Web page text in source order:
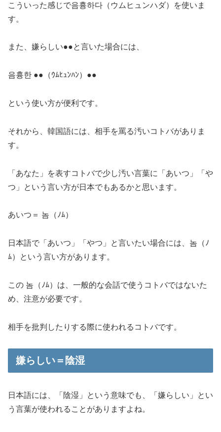
こういった感じで음흉하다（ウムヒュンハダ）を使いま
す。
また、嫌らしい●●と言いた場合には、
음흉한 ●●（ｳﾑﾋｭﾝﾊﾝ）●●
という使い方が便利です。
それから、韓国語には、相手を罵る汚いコトバがありま
す。
「あなた」を表すコトバで少し汚い言葉に
「あいつ」「や
つ」
という言い方が日本でもあるかと思います。
あいつ＝ 놈（ﾉﾑ）
日本語で「あいつ」「やつ」と言いたい場合には、 놈（ﾉ
ﾑ）
という言い方があります。
この 놈（ﾉﾑ）は、一般的な会話で使うコトバではないた
め、注意が必要です。
相手を批判したりする際に使われるコトバです。
嫌らしい＝陰湿
日本語には、 「陰湿」
という意味でも、「嫌らしい」とい
う言葉が使われることがありますよね。